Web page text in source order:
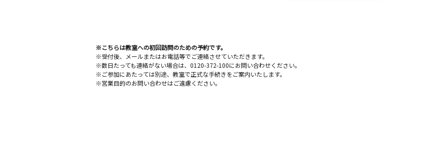
※こちらは教室への初回訪問のための予約です。
※受付後、メールまたはお電話等でご連絡させていただきます。
※数日たっても連絡がない場合は、0120-372-100にお問い合わせください。
※ご参加にあたっては別途、教室で正式な手続きをご案内いたします。
※営業目的のお問い合わせはご遠慮ください。